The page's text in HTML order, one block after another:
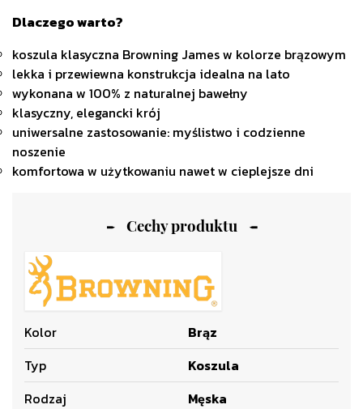
Cechy produktu
Kolor
Brąz
Typ
Koszula
Rodzaj
Męska
Dlaczego warto?
koszula klasyczna Browning James w kolorze brązowym
lekka i przewiewna konstrukcja idealna na lato
wykonana w 100% z naturalnej bawełny
klasyczny, elegancki krój
uniwersalne zastosowanie: myślistwo i codzienne
noszenie
komfortowa w użytkowaniu nawet w cieplejsze dni